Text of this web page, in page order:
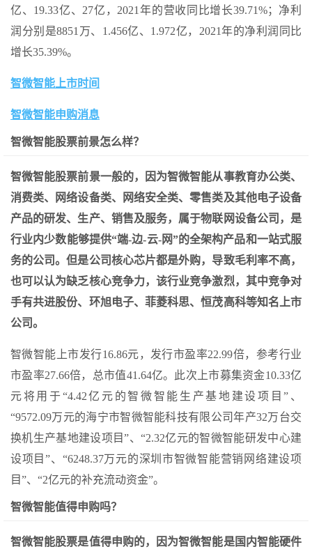
亿、19.33亿、27亿，2021年的营收同比增长39.71%；净利
润分别是8851万、1.456亿、1.972亿，2021年的净利润同比
增长35.39%。
智微智能上市时间
智微智能申购消息
智微智能股票前景怎么样？
智微智能股票前景一般的，因为智微智能从事教育办公类、
消费类、网络设备类、网络安全类、零售类及其他电子设备
产品的研发、生产、销售及服务，属于物联网设备公司，是
行业内少数能够提供“端-边-云-网”的全架构产品和一站式服
务的公司。但是公司核心芯片都是外购，导致毛利率不高，
也可以认为缺乏核心竞争力，该行业竞争激烈，其中竞争对
手有共进股份、环旭电子、菲菱科思、恒茂高科等知名上市
公司。
智微智能上市发行16.86元，发行市盈率22.99倍，参考行业
市盈率27.66倍，总市值41.64亿。此次上市募集资金10.33亿
元将用于“4.42亿元的智微智能生产基地建设项目”、
“9572.09万元的海宁市智微智能科技有限公司年产32万台交
换机生产基地建设项目”、“2.32亿元的智微智能研发中心建
设项目”、“6248.37万元的深圳市智微智能营销网络建设项
目”、“2亿元的补充流动资金”。
智微智能值得申购吗？
智微智能股票是值得申购的，因为智微智能是国内智能硬件